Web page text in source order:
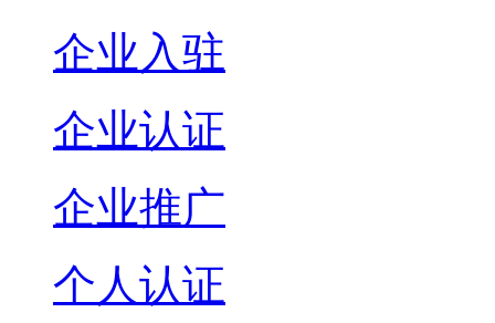
企业入驻
企业认证
企业推广
个人认证